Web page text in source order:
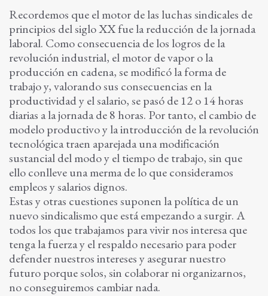
Recordemos que el motor de las luchas sindicales de
principios del siglo XX fue la reducción de la jornada
laboral. Como consecuencia de los logros de la
revolución industrial, el motor de vapor o la
producción en cadena, se modificó la forma de
trabajo y, valorando sus consecuencias en la
productividad y el salario, se pasó de 12 o 14 horas
diarias a la jornada de 8 horas. Por tanto, el cambio de
modelo productivo y la introducción de la revolución
tecnológica traen aparejada una modificación
sustancial del modo y el tiempo de trabajo, sin que
ello conlleve una merma de lo que consideramos
empleos y salarios dignos.
Estas y otras cuestiones suponen la política de un
nuevo sindicalismo que está empezando a surgir. A
todos los que trabajamos para vivir nos interesa que
tenga la fuerza y el respaldo necesario para poder
defender nuestros intereses y asegurar nuestro
futuro porque solos, sin colaborar ni organizarnos,
no conseguiremos cambiar nada.